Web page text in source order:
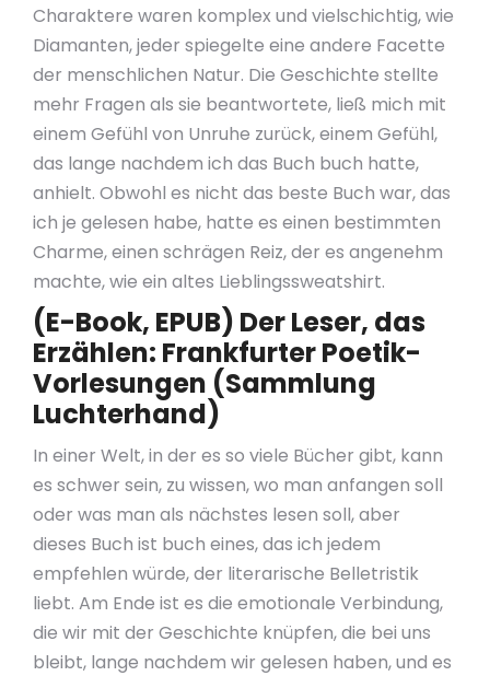
Charaktere waren komplex und vielschichtig, wie
Diamanten, jeder spiegelte eine andere Facette
der menschlichen Natur. Die Geschichte stellte
mehr Fragen als sie beantwortete, ließ mich mit
einem Gefühl von Unruhe zurück, einem Gefühl,
das lange nachdem ich das Buch buch hatte,
anhielt. Obwohl es nicht das beste Buch war, das
ich je gelesen habe, hatte es einen bestimmten
Charme, einen schrägen Reiz, der es angenehm
machte, wie ein altes Lieblingssweatshirt.
(E-Book, EPUB) Der Leser, das
Erzählen: Frankfurter Poetik-
Vorlesungen (Sammlung
Luchterhand)
In einer Welt, in der es so viele Bücher gibt, kann
es schwer sein, zu wissen, wo man anfangen soll
oder was man als nächstes lesen soll, aber
dieses Buch ist buch eines, das ich jedem
empfehlen würde, der literarische Belletristik
liebt. Am Ende ist es die emotionale Verbindung,
die wir mit der Geschichte knüpfen, die bei uns
bleibt, lange nachdem wir gelesen haben, und es